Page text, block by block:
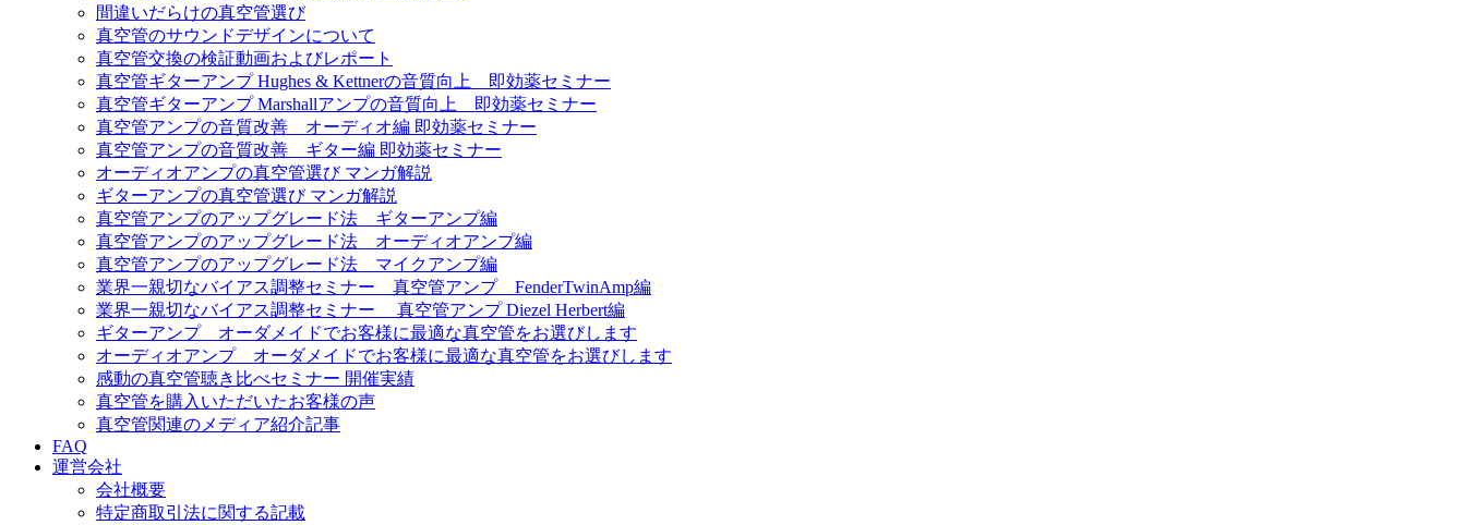
間違いだらけの真空管選び
真空管のサウンドデザインについて
真空管交換の検証動画およびレポート
真空管ギターアンプ Hughes & Kettnerの音質向上 即効薬セミナー
真空管ギターアンプ Marshallアンプの音質向上 即効薬セミナー
真空管アンプの音質改善 オーディオ編 即効薬セミナー
真空管アンプの音質改善 ギター編 即効薬セミナー
オーディオアンプの真空管選び マンガ解説
ギターアンプの真空管選び マンガ解説
真空管アンプのアップグレード法 ギターアンプ編
真空管アンプのアップグレード法 オーディオアンプ編
真空管アンプのアップグレード法 マイクアンプ編
業界一親切なバイアス調整セミナー 真空管アンプ FenderTwinAmp編
業界一親切なバイアス調整セミナー 真空管アンプ Diezel Herbert編
ギターアンプ オーダメイドでお客様に最適な真空管をお選びします
オーディオアンプ オーダメイドでお客様に最適な真空管をお選びします
感動の真空管聴き比べセミナー 開催実績
真空管を購入いただいたお客様の声
真空管関連のメディア紹介記事
FAQ
運営会社
会社概要
特定商取引法に関する記載